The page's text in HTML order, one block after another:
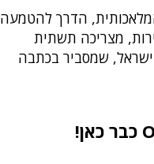
הדרך להטמעה
מצריכה תשתית
ישראל, שמסביר בכתבה